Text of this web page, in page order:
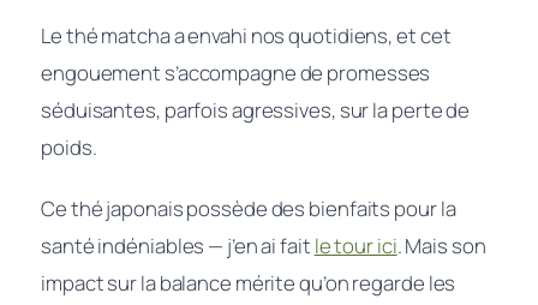
Le thé matcha a envahi nos quotidiens, et cet
engouement s’accompagne de promesses
séduisantes, parfois agressives, sur la perte de
poids.
Ce thé japonais possède des bienfaits pour la
santé indéniables — j’en ai fait le tour ici. Mais son
impact sur la balance mérite qu’on regarde les